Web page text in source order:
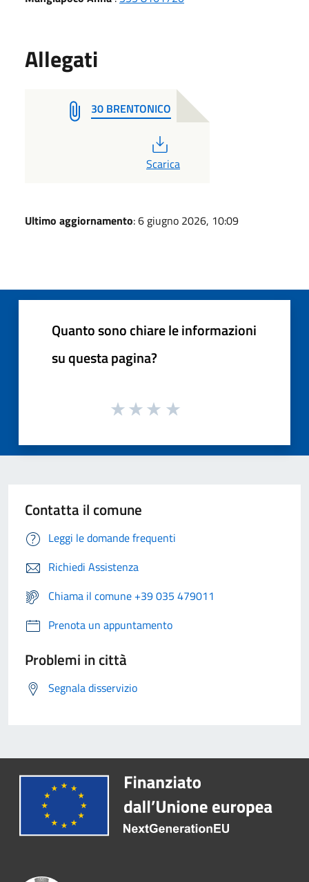
Allegati
30 BRENTONICO
Scarica
Ultimo aggiornamento: 6 giugno 2026, 10:09
Quanto sono chiare le informazioni
su questa pagina?
Contatta il comune
Leggi le domande frequenti
Richiedi Assistenza
Chiama il comune +39 035 479011
Prenota un appuntamento
Problemi in città
Segnala disservizio